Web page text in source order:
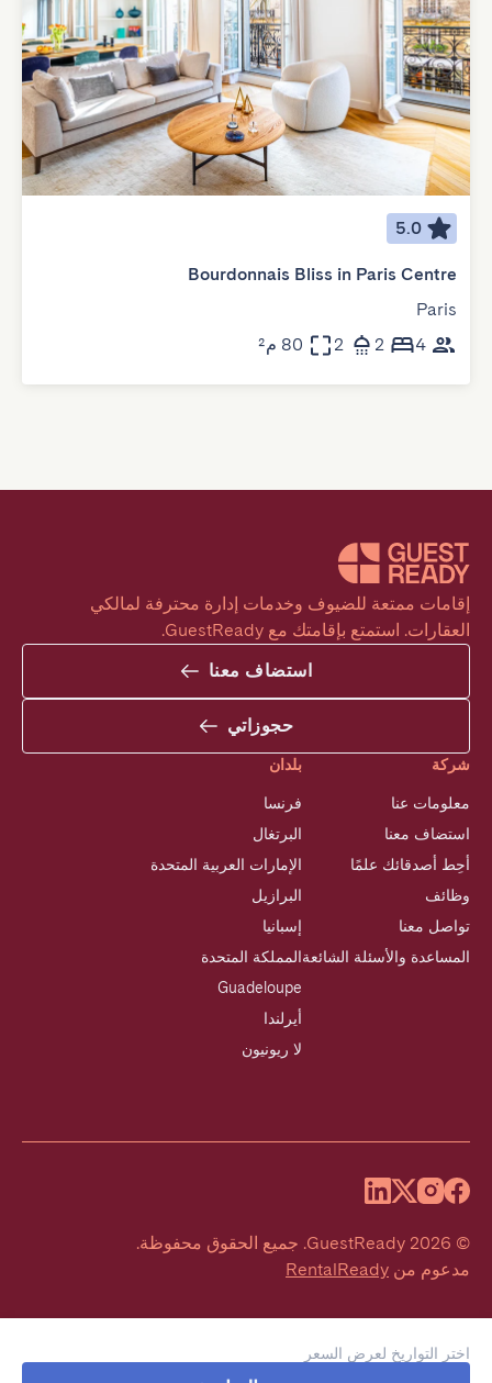
اختر التواريخ لعرض السعر
5.0
Bourdonnais Bliss in Paris Centre
Paris
4
2
2 80 م²
العقارات. استمتع بإقامتك مع GuestReady.
استضاف معنا
حجوزاتي
شركة
معلومات عنا
استضاف معنا
أحِط أصدقائك علمًا
وظائف
تواصل معنا
المساعدة والأسئلة الشائعة
بلدان
فرنسا
البرتغال
الإمارات العربية المتحدة
البرازيل
إسبانيا
المملكة المتحدة
Guadeloupe
أيرلندا
لا ريونيون
©
2026
GuestReady
. جميع الحقوق محفوظة.
مدعوم من RentalReady